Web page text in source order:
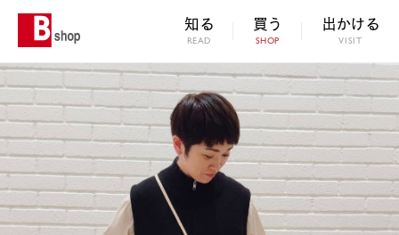
知る
READ
買う
SHOP
出かける
VISIT